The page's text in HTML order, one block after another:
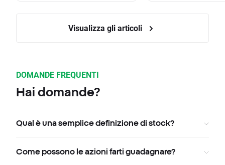
Visualizza gli articoli
DOMANDE FREQUENTI
Hai domande?
Qual è una semplice definizione di stock?
Come possono le azioni farti guadagnare?